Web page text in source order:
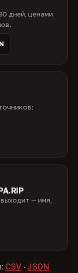
дней, ценами
— имя,
CSV · JSON